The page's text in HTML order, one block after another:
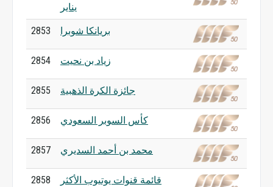
يناير
2853 بريانكا شوبرا
2854 زياد بن نحيت
2855 جائزة الكرة الذهبية
2856 كأس السوبر السعودي
2857 محمد بن أحمد السديري
2858
قائمة قنوات يوتيوب الأكثر